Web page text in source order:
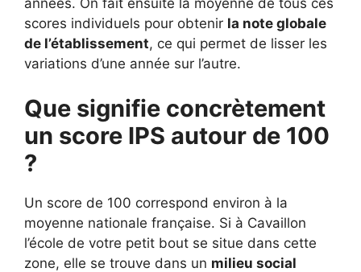
années. On fait ensuite la moyenne de tous ces
scores individuels pour obtenir la note globale
de l’établissement, ce qui permet de lisser les
variations d’une année sur l’autre.
Que signifie concrètement
un score IPS autour de 100
?
Un score de 100 correspond environ à la
moyenne nationale française. Si à Cavaillon
l’école de votre petit bout se situe dans cette
zone, elle se trouve dans un milieu social